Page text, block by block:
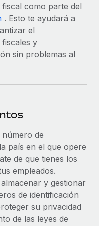
como parte del
. Esto te ayudará a
el
fiscales y
sin problemas al
número de
país en el que opere
de que tienes los
empleados.
y gestionar
de identificación
su privacidad
de las leyes de